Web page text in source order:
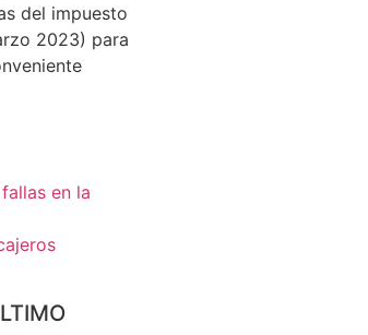
del impuesto
2023) para
en la